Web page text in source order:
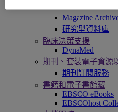
Magazine
研究型資料庫
臨床決策支援
DynaMed
期刊、套裝電子資源
期刊訂閱服務
書籍和電子書館藏
EBSCO eBooks
EBSCOhost